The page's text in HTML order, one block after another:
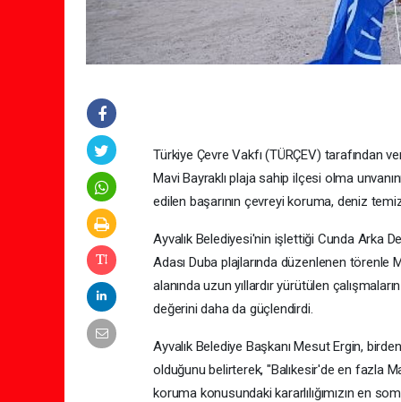
Türkiye Çevre Vakfı (TÜRÇEV) tarafından
Mavi Bayraklı plaja sahip ilçesi olma
edilen başarının çevreyi koruma, deniz
Ayvalık Belediyesi'nin işlettiği Cunda Arka
Adası Duba plajlarında düzenlenen
alanında uzun yıllardır yürütülen
değerini daha da güçlendirdi.
Ayvalık Belediye Başkanı Mesut Ergin,
olduğunu belirterek, "Balıkesir'de en fazla
koruma konusundaki kararlılığımızın en